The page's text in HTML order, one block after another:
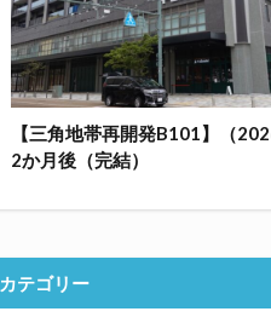
【三角地帯再開発B101】（
2か月後（完結）
カテゴリー